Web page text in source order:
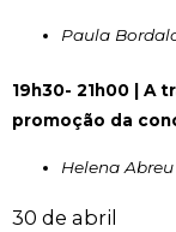
Paula
19h30- 21h00 | A
promoção da
Helena
30 de abril